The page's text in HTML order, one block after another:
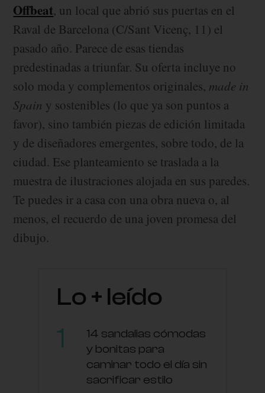
Offbeat, un local que abrió sus puertas en el
Raval de Barcelona (C/Sant Vicenç, 11) el
pasado año. Parece de esas tiendas
predestinadas a triunfar. Su oferta incluye no
solo moda y complementos originales, made in
Spain y sostenibles (lo que ya son puntos a
favor), sino también piezas de edición limitada
y de diseñadores emergentes, sobre todo, de la
ciudad. Ese planteamiento se traslada a la
muestra de ilustraciones alojada en sus paredes.
Te puedes ir a casa con una obra nueva o, al
menos, el recuerdo de una joven promesa del
dibujo.
Lo + leído
14 sandalias cómodas
y bonitas para
caminar todo el día sin
sacrificar estilo